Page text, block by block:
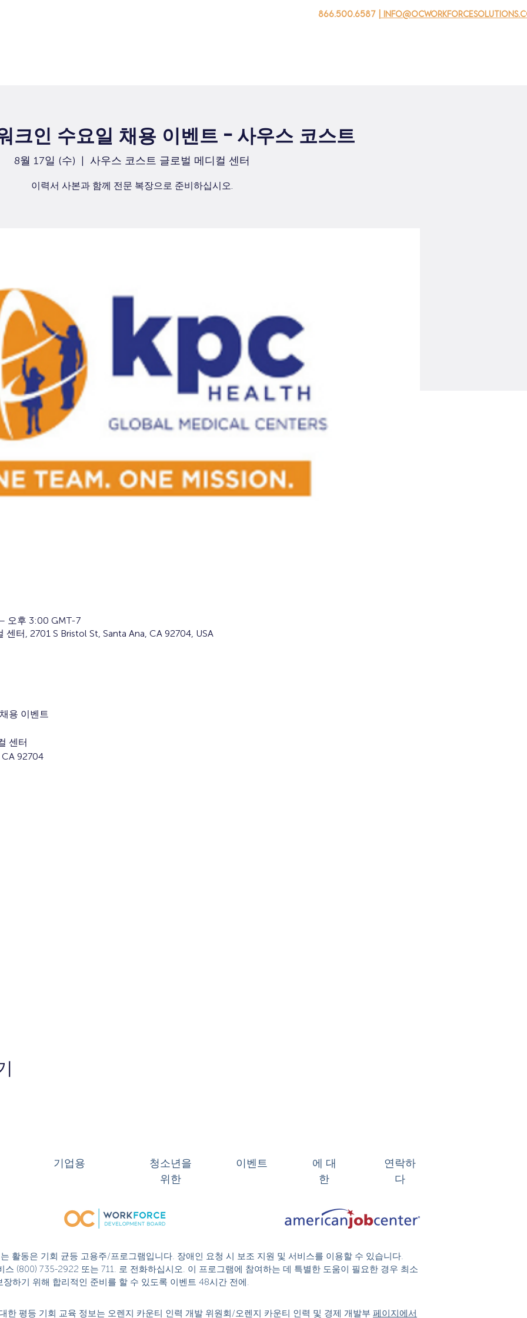
866.500.6587 |
크인 수요일 채용 이벤트 - 사우스 코스트
8월 17일 (수)
  |
사우스 코스트 글로벌 메디컬 센터
이력서 사본과 함께 전문 복장으로 준비하십시오.
오후 3:00 GMT-7
터, 2701 S Bristol St, Santa Ana, CA 92704, USA
용 이벤트
센터
92704
기업용
청소년을
위한
이벤트
에 대
한
연락하
다
활동은 기회 균등 고용주/프로그램입니다. 장애인 요청 시 보조 지원 및 서비스를 이용할 수 있습니다.
(800) 735-2922 또는 711. 로 전화하십시오. 이 프로그램에 참여하는 데 특별한 도움이 필요한 경우 최소
하기 위해 합리적인 준비를 할 수 있도록 이벤트 48시간 전에.
한 평등 기회 교육 정보는 오렌지 카운티 인력 개발 위원회/오렌지 카운티 인력 및 경제 개발부 페이지에서